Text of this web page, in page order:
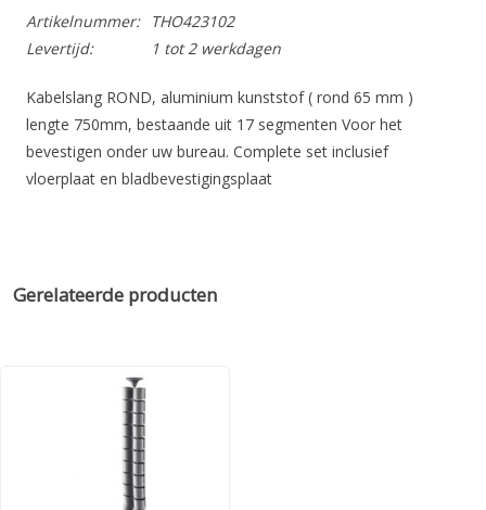
Artikelnummer:
THO423102
Levertijd:
1 tot 2 werkdagen
Kabelslang ROND, aluminium kunststof ( rond 65 mm )
lengte 750mm, bestaande uit 17 segmenten Voor het
bevestigen onder uw bureau. Complete set inclusief
vloerplaat en bladbevestigingsplaat
Gerelateerde producten